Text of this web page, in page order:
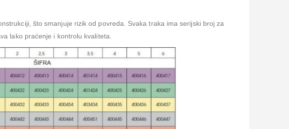
što smanjuje rizik od povreda. Svaka traka ima serijski broj za
lako praćenje i kontrolu kvaliteta.